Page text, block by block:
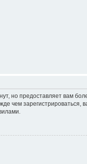
но предоставляет вам
чем зарегистрироваться,